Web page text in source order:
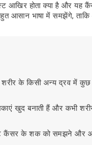
आखिर होता क्या है और यह
आसान भाषा में समझेंगे, ताकि
के किसी अन्य द्रव में
खुद बनाती हैं और कभी
कैंसर के शक को समझने और